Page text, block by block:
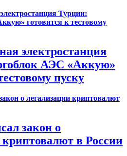
электростанция
АЭС «Аккую»
пуску
закон о
криптовалют в России